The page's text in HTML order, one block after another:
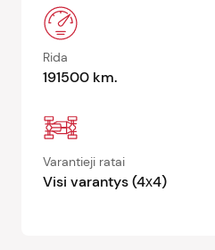
Rida
191500 km.
Varantieji ratai
Visi varantys (4х4)